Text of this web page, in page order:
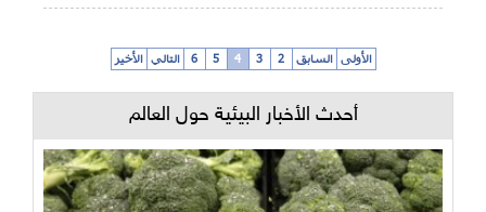
الأولى السابق 2
3
4
5
6 التالي الأخير
أحدث الأخبار البيئية حول العالم